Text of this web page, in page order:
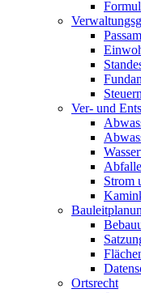
Ver- und
Strom
Ortsrecht